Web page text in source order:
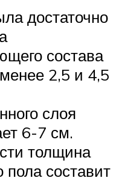
достаточно
состава
2,5 и 4,5
слоя
6-7 см.
толщина
пола составит